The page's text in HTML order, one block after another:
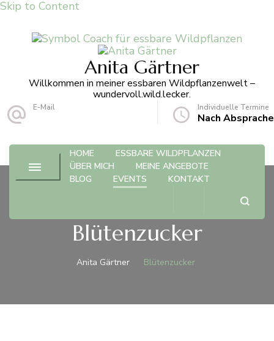
Skip to Content
Anita Gärtner
Willkommen in meiner essbaren Wildpflanzenwelt –
wundervoll.wild.lecker.
E-Mail Individuelle Termine
Nach Absprache
HOME
ESSBARE WILDPFLANZEN
ÜBER MICH
MEINE ANGEBOTE
BLOG
EVENTS KONTAKT
Blütenzucker
Anita Gärtner Blütenzucker